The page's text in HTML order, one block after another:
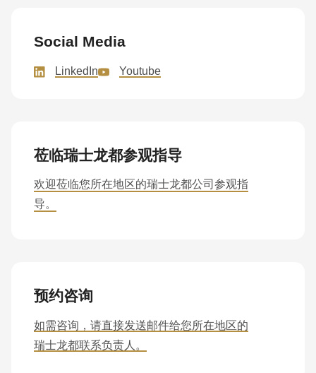
Social Media
LinkedIn Youtube
莅临瑞士龙都参观指导
欢迎莅临您所在地区的瑞士龙都公司参观指
导。
预约咨询
如需咨询，请直接发送邮件给您所在地区的
瑞士龙都联系负责人。